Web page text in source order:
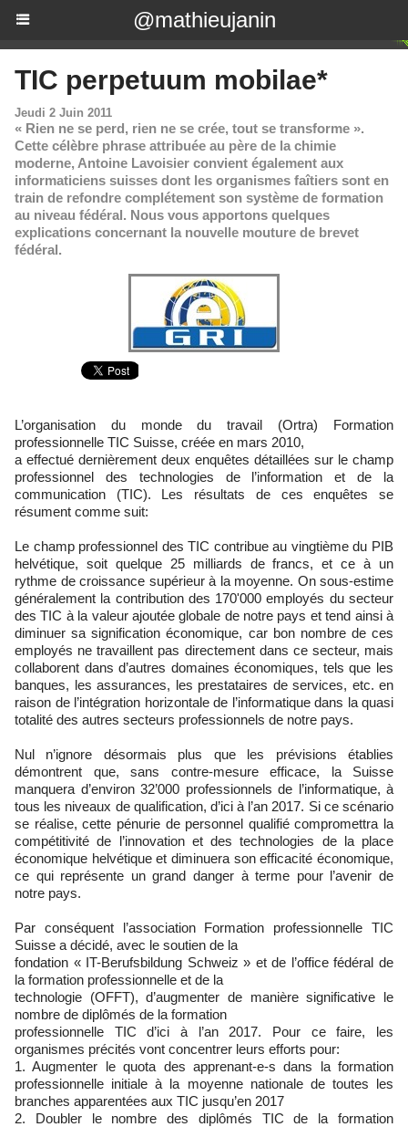
@mathieujanin
TIC perpetuum mobilae*
Jeudi 2 Juin 2011
« Rien ne se perd, rien ne se crée, tout se transforme ».
Cette célèbre phrase attribuée au père de la chimie
moderne, Antoine Lavoisier convient également aux
informaticiens suisses dont les organismes faîtiers sont en
train de refondre complétement son système de formation
au niveau fédéral. Nous vous apportons quelques
explications concernant la nouvelle mouture de brevet
fédéral.
L’organisation du monde du travail (Ortra) Formation
professionnelle TIC Suisse, créée en mars 2010,
a effectué dernièrement deux enquêtes détaillées sur le champ
professionnel des technologies de l’information et de la
communication (TIC). Les résultats de ces enquêtes se
résument comme suit:
Le champ professionnel des TIC contribue au vingtième du PIB
helvétique, soit quelque 25 milliards de francs, et ce à un
rythme de croissance supérieur à la moyenne. On sous-estime
généralement la contribution des 170'000 employés du secteur
des TIC à la valeur ajoutée globale de notre pays et tend ainsi à
diminuer sa signification économique, car bon nombre de ces
employés ne travaillent pas directement dans ce secteur, mais
collaborent dans d’autres domaines économiques, tels que les
banques, les assurances, les prestataires de services, etc. en
raison de l’intégration horizontale de l’informatique dans la quasi
totalité des autres secteurs professionnels de notre pays.
Nul n’ignore désormais plus que les prévisions établies
démontrent que, sans contre-mesure efficace, la Suisse
manquera d’environ 32’000 professionnels de l’informatique, à
tous les niveaux de qualification, d’ici à l’an 2017. Si ce scénario
se réalise, cette pénurie de personnel qualifié compromettra la
compétitivité de l’innovation et des technologies de la place
économique helvétique et diminuera son efficacité économique,
ce qui représente un grand danger à terme pour l’avenir de
notre pays.
Par conséquent l’association Formation professionnelle TIC
Suisse a décidé, avec le soutien de la
fondation « IT-Berufsbildung Schweiz » et de l’office fédéral de
la formation professionnelle et de la
technologie (OFFT), d’augmenter de manière significative le
nombre de diplômés de la formation
professionnelle TIC d’ici à l’an 2017. Pour ce faire, les
organismes précités vont concentrer leurs efforts pour:
1. Augmenter le quota des apprenant-e-s dans la formation
professionnelle initiale à la moyenne nationale de toutes les
branches apparentées aux TIC jusqu’en 2017
2. Doubler le nombre des diplômés TIC de la formation